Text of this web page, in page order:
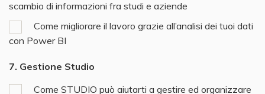
scambio di informazioni fra studi e aziende
Come migliorare il lavoro grazie all’analisi dei tuoi dati
con Power BI
7. Gestione Studio
Come STUDIO può aiutarti a gestire ed organizzare